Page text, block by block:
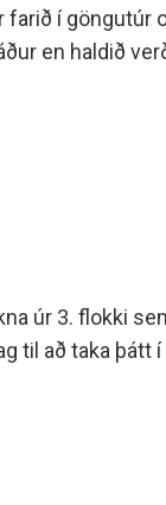
í göngutúr
en haldið
úr 3. flokki
til að taka þátt í